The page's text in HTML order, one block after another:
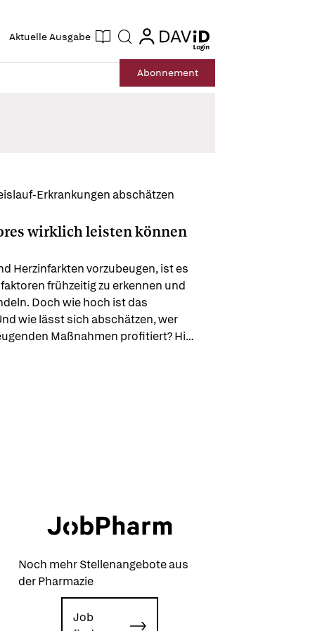
Aktuelle Ausgabe Suche login
login
Abonnement
wirklich leisten können
Herzinfarkten vorzubeugen, ist es
frühzeitig zu erkennen und
Doch wie hoch ist das
wie lässt sich abschätzen, wer
Maßnahmen profitiert? Hier
Erkrankungen abschätzen
Noch mehr Stellenangebote aus
der Pharmazie
Job